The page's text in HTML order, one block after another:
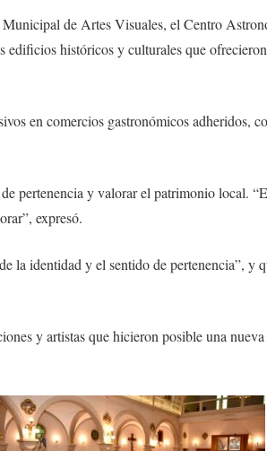
de Artes Visuales, el Centro
históricos y culturales que ofrecieron
en comercios gastronómicos adheridos,
pertenencia y valorar el patrimonio local.
expresó.
identidad y el sentido de pertenencia”, y
y artistas que hicieron posible una